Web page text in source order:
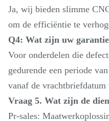
Ja, wij bieden slimme
om de efficiëntie te
Q4: Wat zijn uw
Voor onderdelen die
gedurende een periode
vanaf de vrachtbriefdatum
Vraag 5. Wat zijn de
Pr-sales: